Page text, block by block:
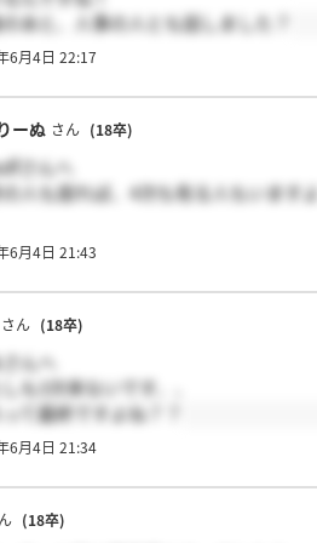
あと、人事の人とも話しました？
6月4日 22:17
ーぬ さん (18卒)
さんへ
人も居れば、4次も有る人もいます
6月4日 21:43
さん (18卒)
さんへ
も3次来ないです、、
て最終ですよね？？
6月4日 21:34
(18卒)